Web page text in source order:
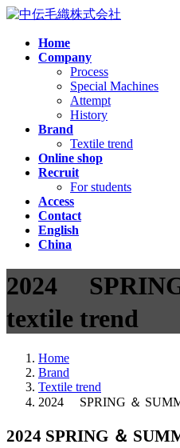
コ
ナ
Home
Company
Process
Special Machines
Attempt
History
Brand
Textile trend
Online shop
Recruit
For students
Access
Contact
English
China
2024
textile trend
Home
Brand
Textile trend
2024 SPRING ＆
2024 SPRING ＆